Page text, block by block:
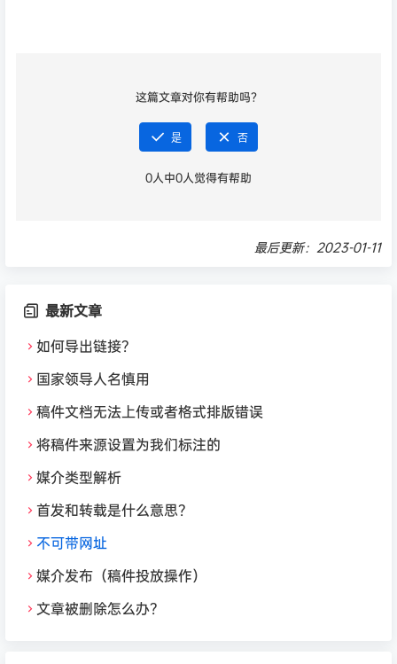
最新文章
如何导出链接？
国家领导人名慎用
稿件文档无法上传或者格式排版错误
将稿件来源设置为我们标注的
媒介类型解析
首发和转载是什么意思？
不可带网址
媒介发布（稿件投放操作）
文章被删除怎么办？
这篇文章对你有帮助吗？
是 否
0人中0人觉得有帮助
最后更新：2023-01-11